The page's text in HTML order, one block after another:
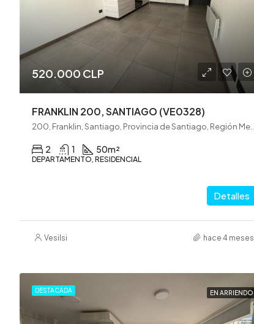
520.000 CLP
FRANKLIN 200, SANTIAGO (VE0328)
2 1 50m²
DEPARTAMENTO, RESIDENCIAL
Detalles
Vesilsi hace 4 meses
DESTACADA EN ARRIENDO